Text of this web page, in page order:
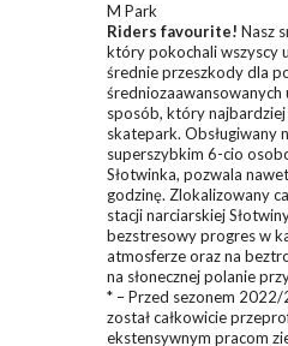
M Park
Riders favourite! Nasz
który pokochali wszyscy
średnie przeszkody dla
średniozaawansowanych
sposób, który
skatepark. Obsługiwany
superszybkim 6-cio
Słotwinka, pozwala
godzinę. Zlokalizowany
stacji narciarskiej
bezstresowy progres w
atmosferze oraz na
na słonecznej polanie
* – Przed sezonem
został całkowicie
ekstensywnym pracom